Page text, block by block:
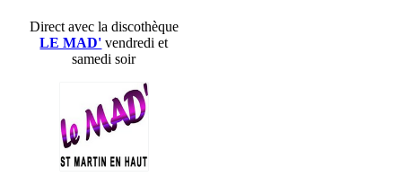
Direct avec la discothèque
LE MAD' vendredi et
samedi soir